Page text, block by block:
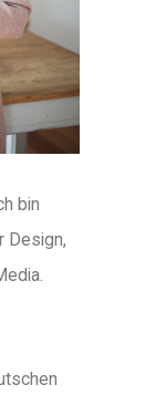
bin
Design,